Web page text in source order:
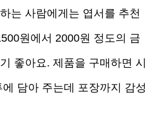
는 사람에게는 엽서를 추천
원에서 2000원 정도의 금
좋아요. 제품을 구매하면 시
담아 주는데 포장까지 감성